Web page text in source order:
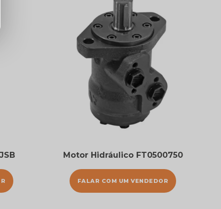
Motor Hidráulico FT0500750
FALAR COM UM VENDEDOR